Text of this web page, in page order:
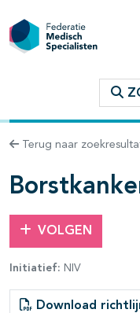
Terug naar
VOLGEN
Initiatief: NIV
Download
binnen deze
open- en
open- en